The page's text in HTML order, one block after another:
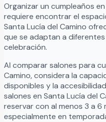
Organizarun cumpleaños en
requiere encontrar el
Santa Lucía del Camino
que se adaptan a
celebración.
Al comparar salones para
Camino, considera la
disponibles y la
salones en Santa Lucía del
reservar con al menos 3 a 6
especialmente en